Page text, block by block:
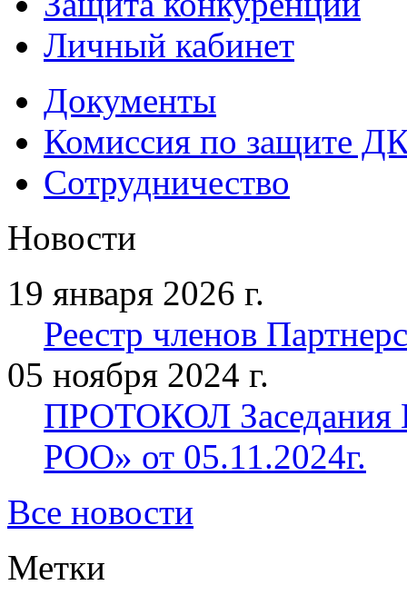
Личный кабинет
Документы
Комиссия по защите
Сотрудничество
Новости
19 января 2026 г.
Реестр членов
05 ноября 2024 г.
ПРОТОКОЛ Заседания
РОО» от 05.11.2024г.
Все новости
Метки